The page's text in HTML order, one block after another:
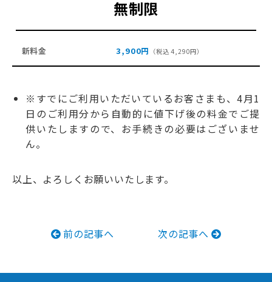
無制限
3,900円 （税込 4,290円）
※すでにご利用いただいているお客さまも、4月1
日のご利用分から自動的に値下げ後の料金でご提
供いたしますので、お手続きの必要はございませ
ん。
以上、よろしくお願いいたします。
前の記事へ 次の記事へ